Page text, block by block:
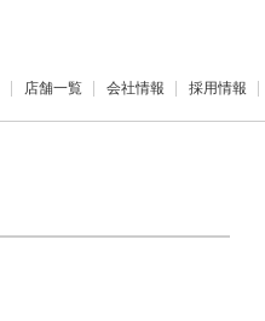
店舗一覧 会社情報 採用情報